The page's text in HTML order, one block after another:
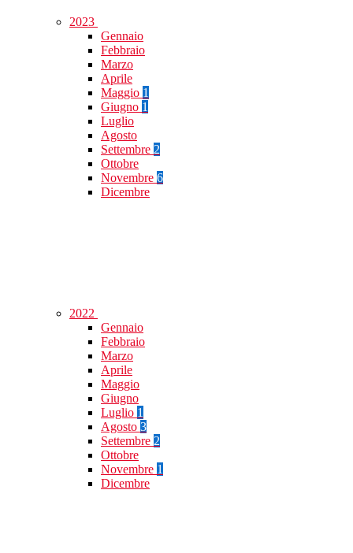
2023
Gennaio
Febbraio
Marzo
Aprile
Maggio 1
Giugno 1
Luglio
Agosto
Settembre 2
Ottobre
Novembre 6
Dicembre
2022
Gennaio
Febbraio
Marzo
Aprile
Maggio
Giugno
Luglio 1
Agosto 3
Settembre 2
Ottobre
Novembre 1
Dicembre